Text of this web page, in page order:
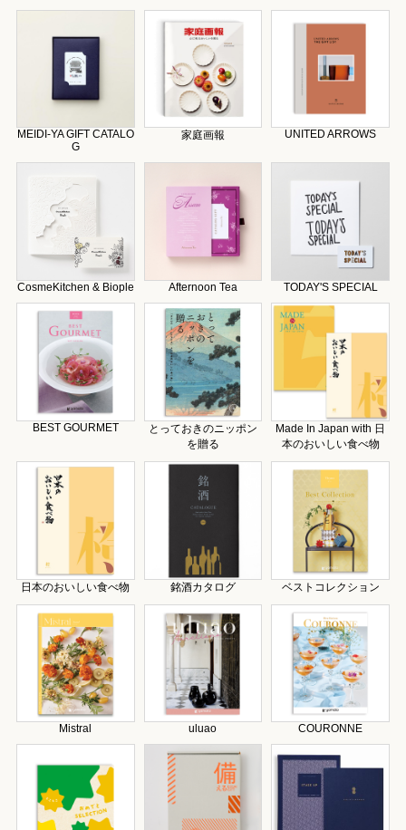
MEIDI-YA GIFT CATALO
G
家庭画報 UNITED ARROWS
CosmeKitchen & Biople Afternoon Tea TODAY'S SPECIAL
BEST GOURMET
とっておきのニッポン
を贈る
Made In Japan with 日
本のおいしい食べ物
日本のおいしい食べ物 銘酒カタログ ベストコレクション
Mistral uluao COURONNE